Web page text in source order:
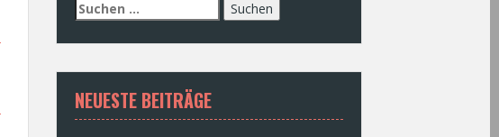
S
u
c
e
n
n
NEUESTE BEITRÄGE